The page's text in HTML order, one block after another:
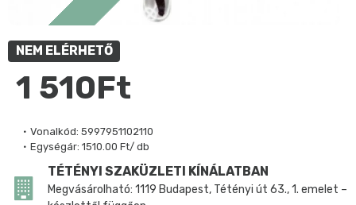
Vonalkód: 5997951102110
Egységár: 1510.00 Ft/ db
NEM ELÉRHETŐ
1 510Ft
TÉTÉNYI SZAKÜZLETI KÍNÁLATBAN
Megvásárolható: 1119 Budapest, Tétényi út 63., 1. emelet –